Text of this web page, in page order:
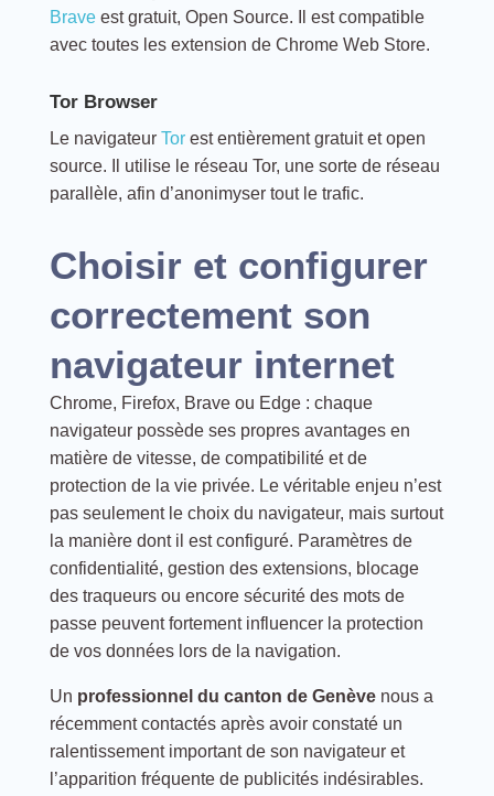
Braveest gratuit, Open Source. Il est compatible
avec toutes les extension de Chrome Web Store.
Tor Browser
Le navigateur Torest entièrement gratuit et open
source. Il utilise le réseau Tor, une sorte de réseau
parallèle, afin d’anonimyser tout le trafic.
Choisir et configurer
correctement son
navigateur internet
Chrome, Firefox, Brave ou Edge : chaque
navigateur possède ses propres avantages en
matière de vitesse, de compatibilité et de
protection de la vie privée. Le véritable enjeu n’est
pas seulement le choix du navigateur, mais surtout
la manière dont il est configuré. Paramètres de
confidentialité, gestion des extensions, blocage
des traqueurs ou encore sécurité des mots de
passe peuvent fortement influencer la protection
de vos données lors de la navigation.
Un professionnel du canton de Genèvenous a
récemment contactés après avoir constaté un
ralentissement important de son navigateur et
l’apparition fréquente de publicités indésirables.